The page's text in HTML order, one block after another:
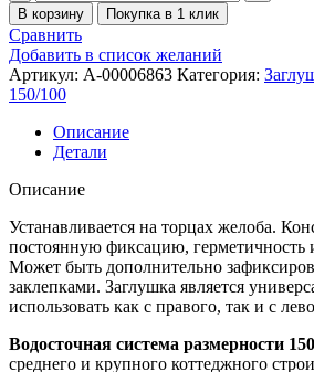
В корзину Покупка в 1 клик
Сравнить
Добавить в список желаний
Артикул: A-00006863 Категория:
150/100
Описание
Детали
Описание
Устанавливается на торцах желоба.
постоянную фиксацию, герметичность
Может быть дополнительно
заклепками. Заглушка является
использовать как с правого, так и с
Водосточная система размерности
среднего и крупного коттеджного